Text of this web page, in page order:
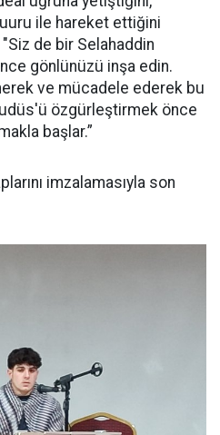
ile hareket ettiğini
de bir Selahaddin
gönlünüzü inşa edin.
ve mücadele ederek bu
özgürleştirmek önce
başlar.”
imzalamasıyla son